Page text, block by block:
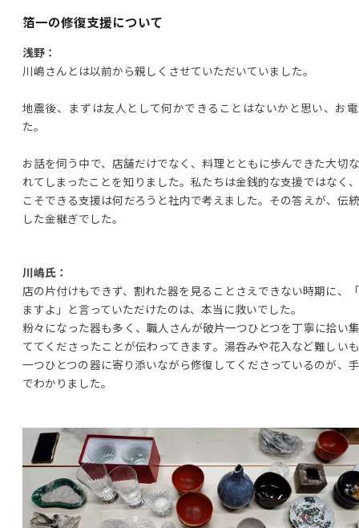
箔一の修復支援について
浅野：
川嶋さんとは以前から親しくさせていただいていました。
地震後、まずは友人として何かできることはないかと思い、お
た。
お話を伺う中で、店舗だけでなく、料理とともに歩んできた大切
れてしまったことを知りました。私たちは金銭的な支援ではなく
こそできる支援は何だろうと社内で考えました。その答えが、伝
した金継ぎでした。
川嶋氏：
店の片付けもできず、割れた器を見ることさえできない時期に、
ますよ」と言っていただけたのは、本当に救いでした。
粉々になった器も多く、職人さんが破片一つひとつを丁寧に拾い
ててくださったことが伝わってきます。湯呑みや花入など難しい
一つひとつの器に寄り添いながら修復してくださっているのが、
でわかりました。